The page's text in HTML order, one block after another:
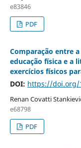
e83846
PDF
Comparação entre
educação física e a
exercícios físicos
DOI: https://doi.org/
Renan Covatti
e68798
PDF